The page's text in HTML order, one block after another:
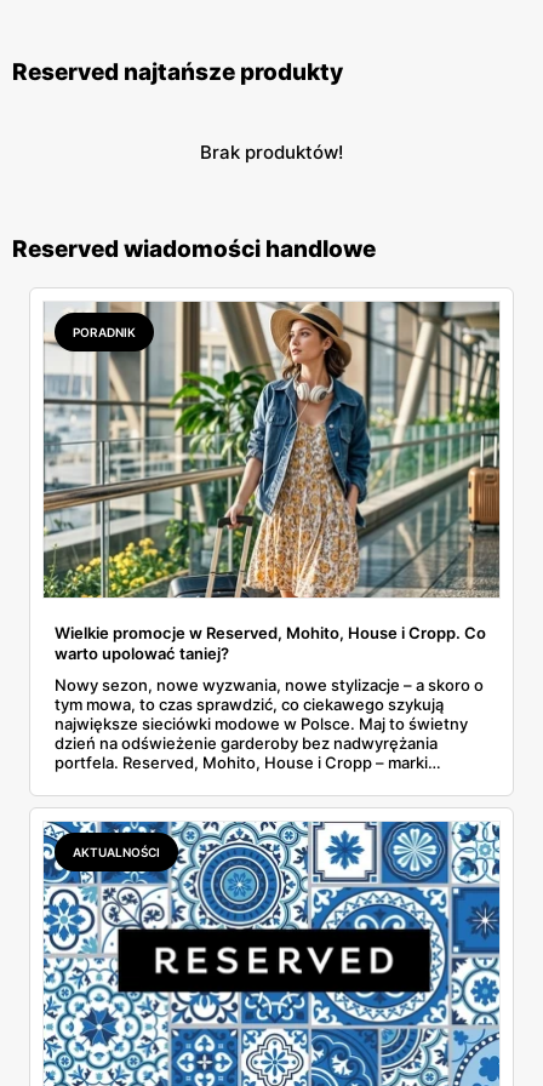
Reserved najtańsze produkty
Brak produktów!
Reserved wiadomości handlowe
PORADNIK
Wielkie promocje w Reserved, Mohito, House i Cropp. Co
warto upolować taniej?
Nowy sezon, nowe wyzwania, nowe stylizacje – a skoro o
tym mowa, to czas sprawdzić, co ciekawego szykują
największe sieciówki modowe w Polsce. Maj to świetny
dzień na odświeżenie garderoby bez nadwyrężania
portfela. Reserved, Mohito, House i Cropp – marki
odzieżowych LPP – kuszą promocjami, zniżkami i
dodatkowymi rabatami. Gdzie warto zajrzeć i co
konkretnie kupić taniej?
AKTUALNOŚCI